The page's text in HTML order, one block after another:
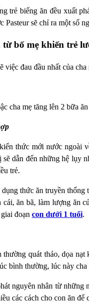
trẻ biếng ăn đều xuất
sẽ chỉ ra một số
bố mẹ khiến trẻ
việc đau đầu nhất của
cha mẹ tăng lên 2 bữa
thức mới nước ngoài
dẫn đến những hệ lụy
trẻ.
thức ăn truyền
ăn bã, làm lượng ăn
đoạn con dưới 1 tuổi.
quát tháo, dọa
bình thường, lúc này
nguyên nhân từ
các cách cho con ăn